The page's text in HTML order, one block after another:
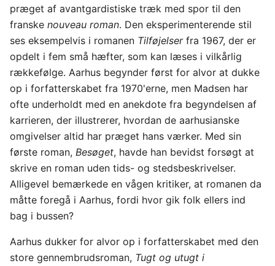
præget af avantgardistiske træk med spor til den
franske nouveau roman. Den eksperimenterende stil
ses eksempelvis i romanen Tilføjelserfra 1967, der er
opdelt i fem små hæfter, som kan læses i vilkårlig
rækkefølge. Aarhus begynder først for alvor at dukke
op i forfatterskabet fra 1970'erne, men Madsen har
ofte underholdt med en anekdote fra begyndelsen af
karrieren, der illustrerer, hvordan de aarhusianske
omgivelser altid har præget hans værker. Med sin
første roman, Besøget, havde han bevidst forsøgt at
skrive en roman uden tids- og stedsbeskrivelser.
Alligevel bemærkede en vågen kritiker, at romanen da
måtte foregå i Aarhus, fordi hvor gik folk ellers ind
bag i bussen?
Aarhus dukker for alvor op i forfatterskabet med den
store gennembrudsroman, Tugt og utugt i